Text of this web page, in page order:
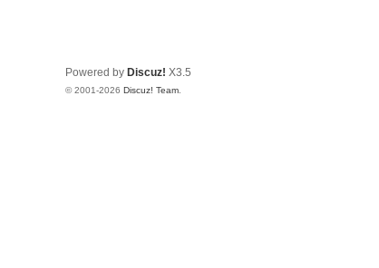
Powered by Discuz! X3.5
© 2001-2026 Discuz! Team